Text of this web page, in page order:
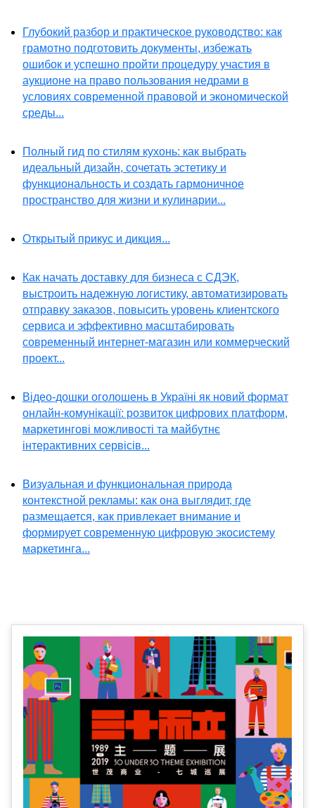
Глубокий разбор и практическое руководство: как
грамотно подготовить документы, избежать
ошибок и успешно пройти процедуру участия в
аукционе на право пользования недрами в
условиях современной правовой и экономической
среды...
Полный гид по стилям кухонь: как выбрать
идеальный дизайн, сочетать эстетику и
функциональность и создать гармоничное
пространство для жизни и кулинарии...
Открытый прикус и дикция...
Как начать доставку для бизнеса с СДЭК,
выстроить надежную логистику, автоматизировать
отправку заказов, повысить уровень клиентского
сервиса и эффективно масштабировать
современный интернет-магазин или коммерческий
проект...
Відео-дошки оголошень в Україні як новий формат
онлайн-комунікації: розвиток цифрових платформ,
маркетингові можливості та майбутнє
інтерактивних сервісів...
Визуальная и функциональная природа
контекстной рекламы: как она выглядит, где
размещается, как привлекает внимание и
формирует современную цифровую экосистему
маркетинга...